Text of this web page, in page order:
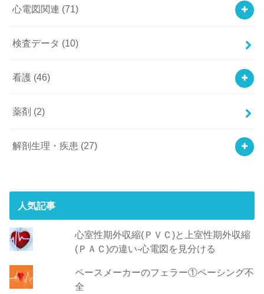
心電図関連 (71)
検査データ (10)
看護 (46)
薬剤 (2)
解剖生理・疾患 (27)
人気記事
心室性期外収縮(ＰＶＣ)と上室性期外収縮
(ＰＡＣ)の違い-心電図を見分ける
ペースメーカーのフェラー①ペーシング不
全